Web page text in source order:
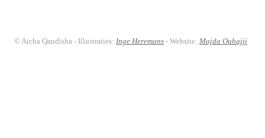
© Aicha Qandisha - Illustraties: Inge Heremans - Website: Majda Ouhajji